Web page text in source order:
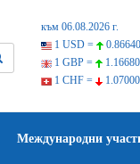
към 06.08.2026 г.
1 USD =
1 GBP =
1 CHF =
Международни